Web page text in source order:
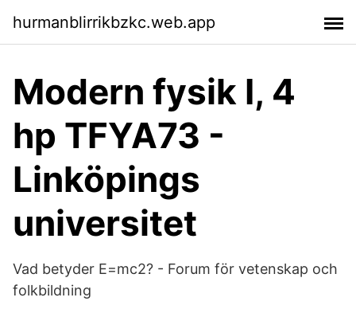
hurmanblirrikbzkc.web.app
Modern fysik I, 4
hp TFYA73 -
Linköpings
universitet
Vad betyder E=mc2? - Forum för vetenskap och
folkbildning